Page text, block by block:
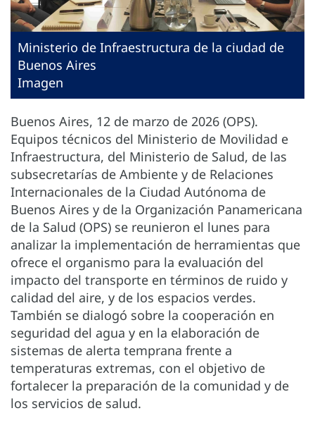
Ministerio de Infraestructura de la ciudad de
Buenos Aires
Imagen
Buenos Aires, 12 de marzo de 2026 (OPS).
Equipos técnicos del Ministerio de Movilidad e
Infraestructura, del Ministerio de Salud, de las
subsecretarías de Ambiente y de Relaciones
Internacionales de la Ciudad Autónoma de
Buenos Aires y de la Organización Panamericana
de la Salud (OPS) se reunieron el lunes para
analizar la implementación de herramientas que
ofrece el organismo para la evaluación del
impacto del transporte en términos de ruido y
calidad del aire, y de los espacios verdes.
También se dialogó sobre la cooperación en
seguridad del agua y en la elaboración de
sistemas de alerta temprana frente a
temperaturas extremas, con el objetivo de
fortalecer la preparación de la comunidad y de
los servicios de salud.